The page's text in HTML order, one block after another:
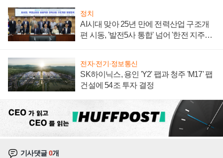
정치
AI시대 맞아 25년 만에 전력산업 구조개
편 시동, '발전5사 통합' 넘어 '한전 지주사'
전자·전기·정보통신
SK하이닉스, 용인 'Y2' 팹과 청주 'M17' 팹
건설에 54조 투자 결정
기사댓글0개